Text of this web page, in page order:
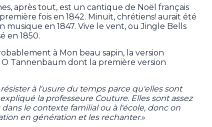
après tout, est un cantique de Noël français
fois en 1842. Minuit, chrétiens! aurait été
musique en 1847. Vive le vent, ou Jingle Bells
en 1850.
à Mon beau sapin, la version
Tannenbaum dont la première version
à l'usure du temps parce qu'elles sont
la professeure Couture. Elles sont assez
le contexte familial ou à l'école, donc on
en génération et les rechanter.»